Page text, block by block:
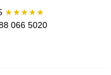
★★★★★
066 5020